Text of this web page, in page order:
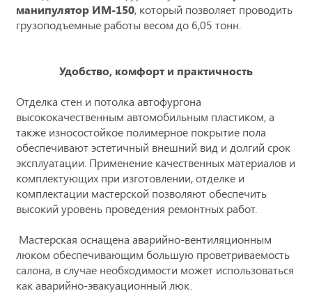
манипулятор ИМ-150, который позволяет проводить
грузоподъемные работы весом до 6,05 тонн.
Удобство, комфорт и практичность
Отделка стен и потолка автофургона
высококачественным автомобильным пластиком, а
также износостойкое полимерное покрытие пола
обеспечивают эстетичный внешний вид и долгий срок
эксплуатации. Применение качественных материалов и
комплектующих при изготовлении, отделке и
комплектации мастерской позволяют обеспечить
высокий уровень проведения ремонтных работ.
Мастерская оснащена аварийно-вентиляционным
люком обеспечивающим большую проветриваемость
салона, в случае необходимости может использоваться
как аварийно-эвакуационный люк.